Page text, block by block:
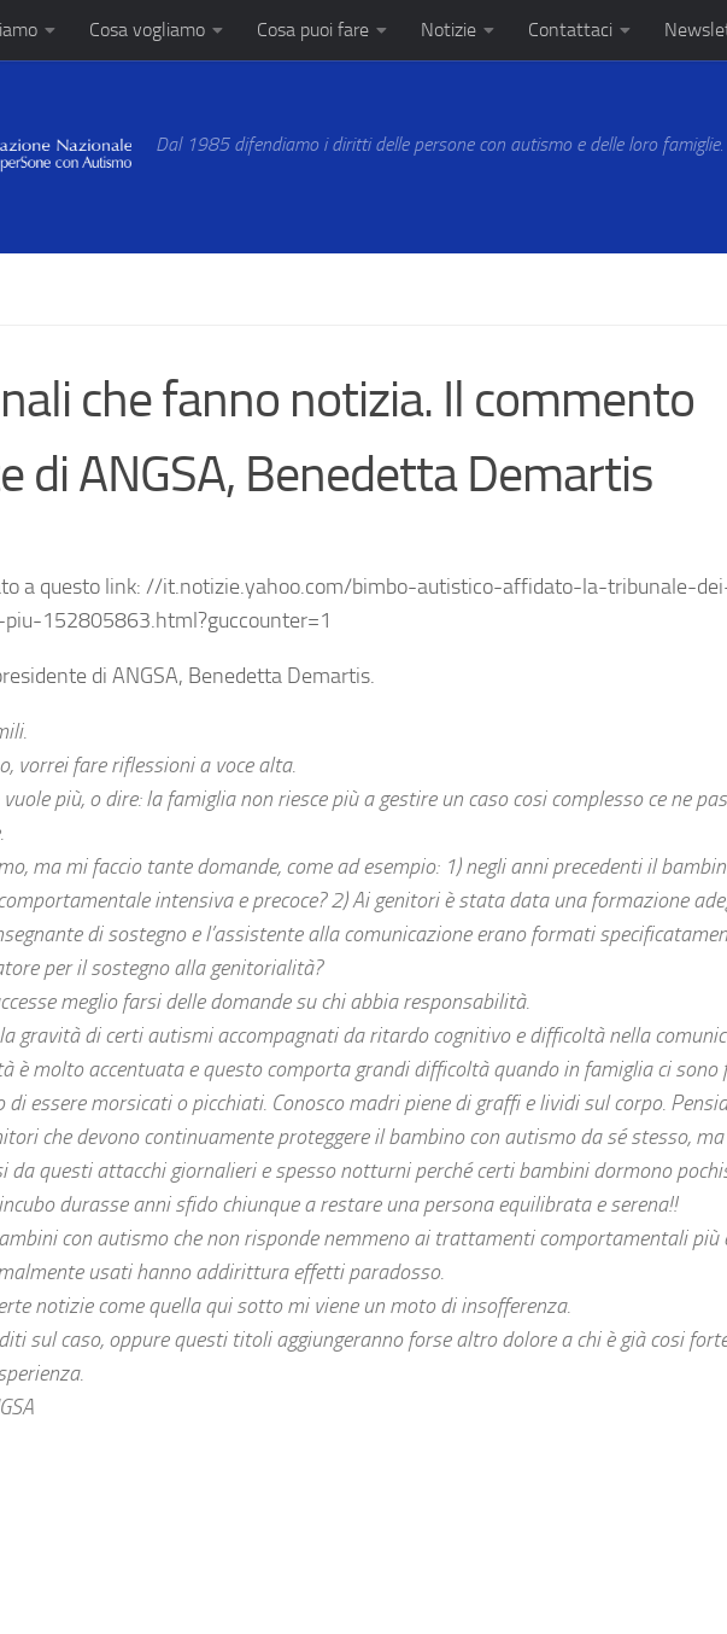
Cosa vogliamo Cosa puoi fare Notizie Contattaci
Dal 1985 difendiamo i diritti delle persone con autismo e delle loro famiglie.
che fanno notizia. Il commento
di ANGSA, Benedetta Demartis
a questo link: //it.notizie.yahoo.com/bimbo-autistico-affidato-la-tribunale-
152805863.html?guccounter=1
di ANGSA, Benedetta Demartis.
vorrei fare riflessioni a voce alta.
più, o dire: la famiglia non riesce più a gestire un caso cosi complesso ce ne
ma mi faccio tante domande, come ad esempio: 1) negli anni precedenti il
intensiva e precoce? 2) Ai genitori è stata data una formazione
di sostegno e l’assistente alla comunicazione erano formati
per il sostegno alla genitorialità?
meglio farsi delle domande su chi abbia responsabilità.
gravità di certi autismi accompagnati da ritardo cognitivo e difficoltà nella
è molto accentuata e questo comporta grandi difficoltà quando in famiglia ci
essere morsicati o picchiati. Conosco madri piene di graffi e lividi sul corpo.
che devono continuamente proteggere il bambino con autismo da sé stesso, ma
da questi attacchi giornalieri e spesso notturni perché certi bambini dormono
durasse anni sfido chiunque a restare una persona equilibrata e serena!!
con autismo che non risponde nemmeno ai trattamenti comportamentali più
usati hanno addirittura effetti paradosso.
notizie come quella qui sotto mi viene un moto di insofferenza.
sul caso, oppure questi titoli aggiungeranno forse altro dolore a chi è già cosi